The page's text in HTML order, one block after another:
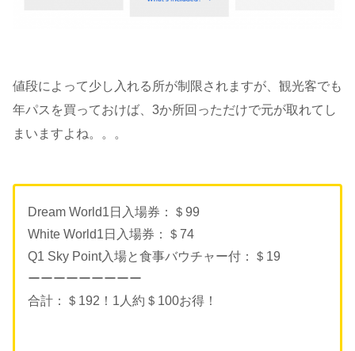
値段によって少し入れる所が制限されますが、観光客でも
年パスを買っておけば、3か所回っただけで元が取れてし
まいますよね。。。
Dream World1日入場券：＄99
White World1日入場券：＄74
Q1 Sky Point入場と食事バウチャー付：＄19
ーーーーーーーーー
合計：＄192！1人約＄100お得！